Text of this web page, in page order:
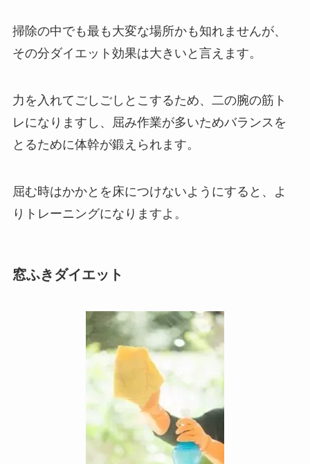
掃除の中でも最も大変な場所かも知れませんが、
その分ダイエット効果は大きいと言えます。
力を入れてごしごしとこするため、二の腕の筋ト
レになりますし、屈み作業が多いためバランスを
とるために体幹が鍛えられます。
屈む時はかかとを床につけないようにすると、よ
りトレーニングになりますよ。
窓ふきダイエット